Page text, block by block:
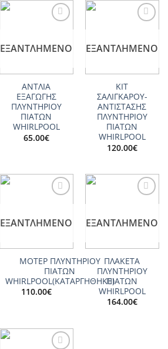
ΕΞΑΝΤΛΗΜΈΝΟ
ΑΝΤΛΙΑ
ΕΞΑΓΩΓΗΣ
ΠΛΥΝΤΗΡΙΟΥ
ΠΙΑΤΩΝ
WHIRLPOOL
65.00€
ΕΞΑΝΤΛΗΜΈΝΟ
ΚΙΤ
ΣΑΛΙΓΚΑΡΟΥ-
ΑΝΤΙΣΤΑΣΗΣ
ΠΛΥΝΤΗΡΙΟΥ
ΠΙΑΤΩΝ
WHIRLPOOL
120.00€
ΕΞΑΝΤΛΗΜΈΝΟ
ΜΟΤΕΡ ΠΛΥΝΤΗΡΙΟΥ
ΠΙΑΤΩΝ
WHIRLPOOL(ΚΑΤΑΡΓΗΘΗΚΕ)
110.00€
ΕΞΑΝΤΛΗΜΈΝΟ
ΠΛΑΚΕΤΑ
ΠΛΥΝΤΗΡΙΟΥ
ΠΙΑΤΩΝ
WHIRLPOOL
164.00€